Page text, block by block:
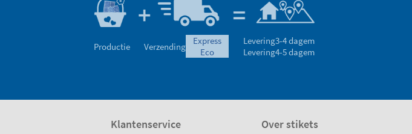
Productie Verzending
express
eco
Levering3-4 dagem
Levering4-5 dagem
Klantenservice
Over stikets